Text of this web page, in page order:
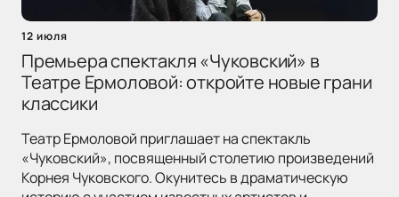
12 июля
Премьера спектакля «Чуковский» в
Театре Ермоловой: откройте новые грани
классики
Театр Ермоловой приглашает на спектакль
«Чуковский», посвященный столетию произведений
Корнея Чуковского. Окунитесь в драматическую